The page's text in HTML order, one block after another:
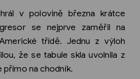
v polovině března krátce
se nejprve zaměřil na
třídě. Jednu z výloh
že se tabule skla uvolnila z
přímo na chodník.